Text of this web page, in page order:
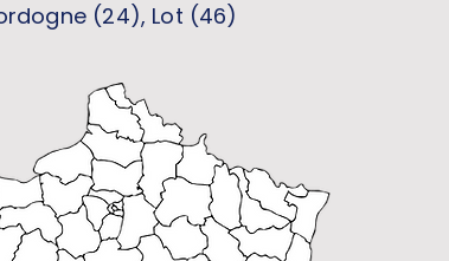
(24), Lot (46)